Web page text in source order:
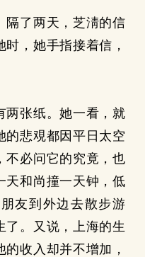
了两天，芝淸的信
，她手指接着信，
张纸。她一看，就
的悲覌都因平日太空
不必问它的究竟，也
天和尚撞一天钟，低
友到外边去散步游
了。又说，上海的生
收入却并不增加，